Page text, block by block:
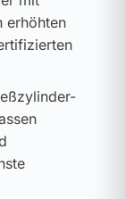
erhöhten